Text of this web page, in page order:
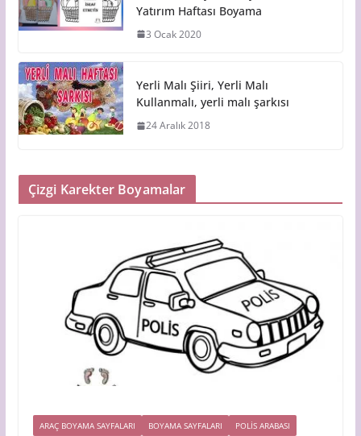
Yatırım Haftası Boyama
3 Ocak 2020
Yerli Malı Şiiri, Yerli Malı
Kullanmalı, yerli malı şarkısı
24 Aralık 2018
Çizgi Karekter Boyamalar
ARAÇ BOYAMA SAYFALARI BOYAMA SAYFALARI POLIS ARABASI